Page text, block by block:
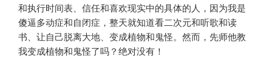
和执行时间表、信任和喜欢现实中的具体的人，因为我是
傻逼多动症和自闭症，整天就知道看二次元和听歌和读
书、让自己脱离大地、变成植物和鬼怪。然而，先师他教
我变成植物和鬼怪了吗？绝对没有！